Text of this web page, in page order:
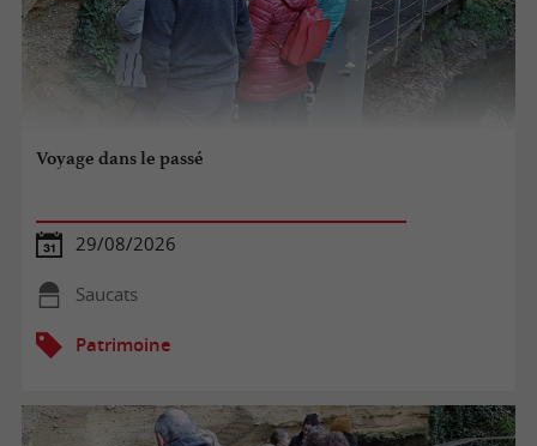
Voyage dans le passé
29/08/2026
Saucats
Patrimoine